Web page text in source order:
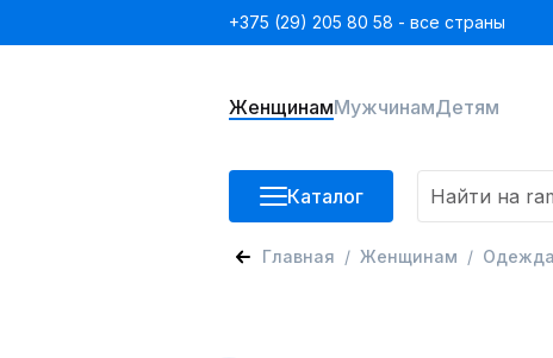
+375 (29) 205 80 58 - все страны
ЖенщинамМужчинамДетям
Каталог
Главная Женщинам Одежда